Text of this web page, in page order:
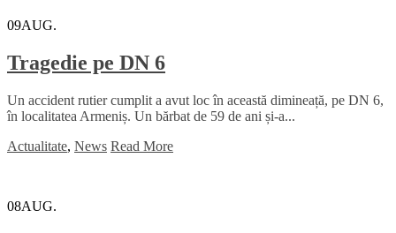
09AUG.
Tragedie pe DN 6
Un accident rutier cumplit a avut loc în această dimineață, pe DN 6,
în localitatea Armeniș. Un bărbat de 59 de ani și-a...
Actualitate, News Read More
08AUG.